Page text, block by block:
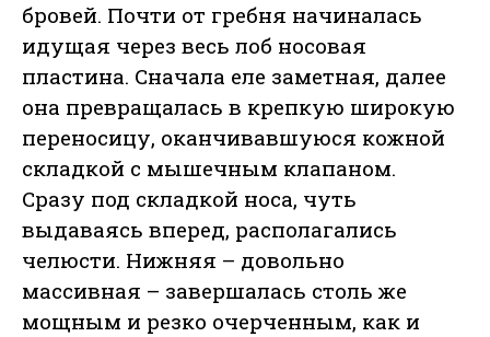
бровей. Почти от гребня начиналась
идущая через весь лоб носовая
пластина. Сначала еле заметная, далее
она превращалась в крепкую широкую
переносицу, оканчивавшуюся кожной
складкой с мышечным клапаном.
Сразу под складкой носа, чуть
выдаваясь вперед, располагались
челюсти. Нижняя – довольно
массивная – завершалась столь же
мощным и резко очерченным, как и